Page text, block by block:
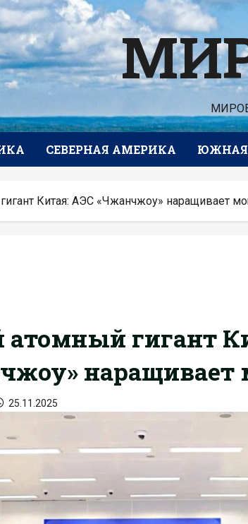
СЕВЕРНАЯ АМЕРИКА ЮЖНАЯ
Китая: АЭС «Чжанчжоу» наращивает
гигант
наращивает
25.11.2025